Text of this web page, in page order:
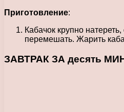
Приготовление:
Кабачок крупно
перемешать. Жарить
ЗАВТРАК ЗА десять